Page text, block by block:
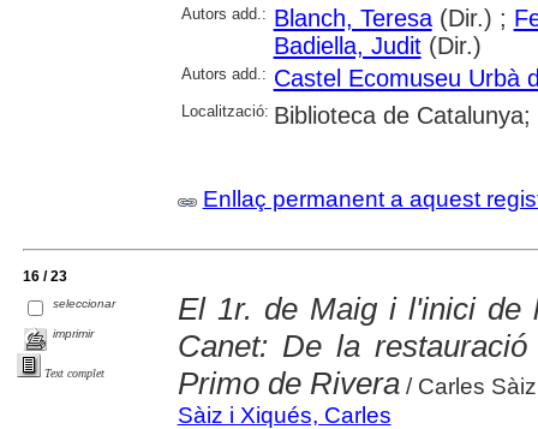
Autors add.: Blanch, Teresa(Dir.) ;
Badiella, Judit(Dir.)
Autors add.: Castel Ecomuseu Urbà
Localització: Biblioteca de
Enllaç permanent a aquest
16 / 23
seleccionar
imprimir
Text complet
El 1r. de Maig i l'inici de
Canet: De la
Primo de Rivera/ Carles
Sàiz i Xiqués, Carles